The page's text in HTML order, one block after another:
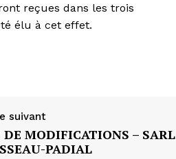
reçues dans les trois
élu à cet effet.
suivant
DE MODIFICATIONS – SARL
PADIAL